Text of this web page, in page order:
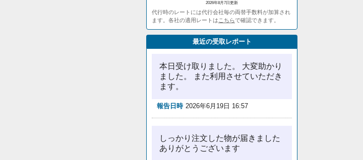
2026年8月7日更新
代行時のレートには代行会社毎の両替手数料が加算され
ます。各社の適用レートは こちらで確認できます。
最近の受取レポート
本日受け取りました。 大変助かり
ました。 また利用させていただき
ます。
報告日時 2026年6月19日 16:57
しっかり注文した物が届きました
ありがとうございます